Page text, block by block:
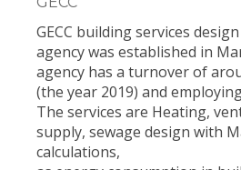
GECC building services
agency was established in
agency has a turnover of
(the year 2019) and
The services are Heating,
supply, sewage design with
calculations,